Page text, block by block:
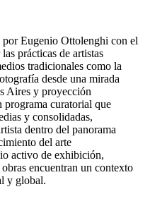
Eugenio Ottolenghi con el
prácticas de artistas
tradicionales como la
desde una mirada
Aires y proyección
programa curatorial que
y consolidadas,
dentro del panorama
del arte
activo de exhibición,
encuentran un contexto
y global.